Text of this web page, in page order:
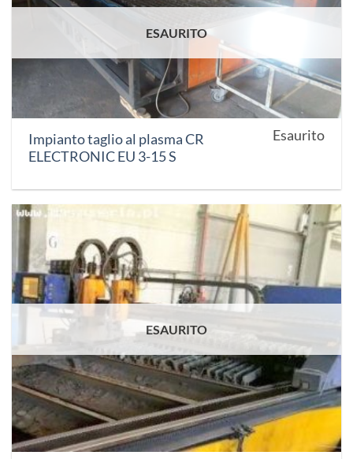
ESAURITO
Impianto taglio al plasma CR
ELECTRONIC EU 3-15 S
Esaurito
ESAURITO